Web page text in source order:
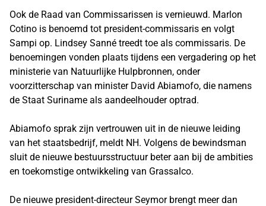
Ook de Raad van Commissarissen is vernieuwd. Marlon
Cotino is benoemd tot president-commissaris en volgt
Sampi op. Lindsey Sanné treedt toe als commissaris. De
benoemingen vonden plaats tijdens een vergadering op het
ministerie van Natuurlijke Hulpbronnen, onder
voorzitterschap van minister David Abiamofo, die namens
de Staat Suriname als aandeelhouder optrad.
Abiamofo sprak zijn vertrouwen uit in de nieuwe leiding
van het staatsbedrijf, meldt NH. Volgens de bewindsman
sluit de nieuwe bestuursstructuur beter aan bij de ambities
en toekomstige ontwikkeling van Grassalco.
De nieuwe president-directeur Seymor brengt meer dan